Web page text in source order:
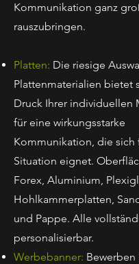
Kommunikation ganz
rauszubringen.
Platten: Die riesige
Plattenmaterialien bietet
Druck Ihrer individuellen
für eine wirkungsstarke
Kommunikation, die sich
Situation eignet.
Forex, Aluminium,
Hohlkammerplatten,
und Pappe. Alle
personalisierbar.
Werbebanner: Bewerben